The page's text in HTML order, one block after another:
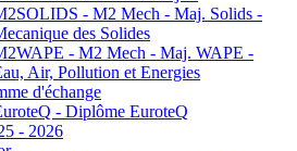
- M2 Mech - Maj. Solids -
des Solides
- M2 Mech - Maj. WAPE -
Air, Pollution et Energies
d'échange
- Diplôme EuroteQ
- 2026